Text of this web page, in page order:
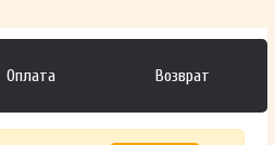
Оплата Возврат